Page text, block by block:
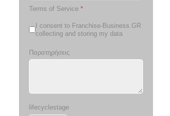
Terms of Service *
I consent to Franchise-Business.GR
collecting and storing my data
Παρατηρήσεις
lifecyclestage